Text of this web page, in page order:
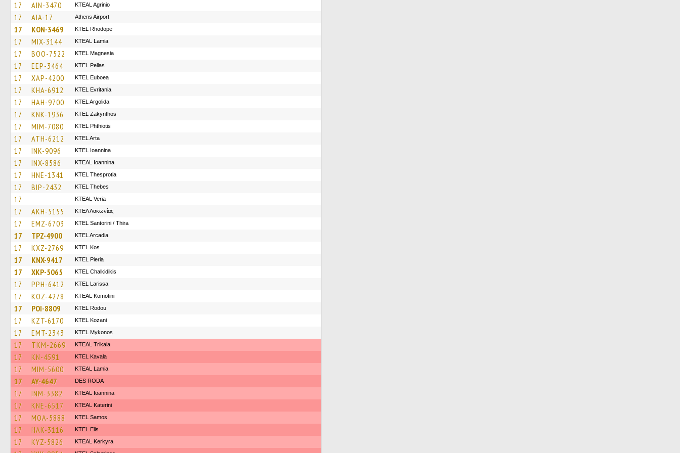
17 AIN-3470 KTEAL Agrinio
17 AIA-17 Athens Airport
17 KON-3469 KTEL Rhodope
17 MIX-3144 KTEAL Lamia
17 BOO-7522 ΚΤΕL Magnesia
17 EEP-3464 KTEL Pellas
17 XAP-4200 ΚΤΕL Euboea
17 KHA-6912 ΚΤΕL Evritania
17 HAH-9700 KTEL Argolida
17 KNK-1936 KTEL Zakynthos
17 MIM-7080 ΚΤΕL Phthiotis
17 ATH-6212 KTEL Arta
17 INK-9096 KTEL Ioannina
17 INX-8586 KTEAL Ioannina
17 HNE-1341 KTEL Thesprotia
17 BIP-2432 KTEL Thebes
17 KTEAL Veria
17 AKH-5155 ΚΤΕΛ Λακωνίας
17 EMZ-6703 KTEL Santorini / Thira
17 TPZ-4900 KTEL Arcadia
17 KXZ-2769 KTEL Kos
17 KNX-9417 KTEL Pieria
17 XKP-5065 ΚΤΕL Chalkidikis
17 PPH-6412 KTEL Larissa
17 KOZ-4278 KTEAL Komotini
17 POI-8809 ΚΤΕL Rodou
17 KZT-6170 ΚΤΕL Kozani
17 EMT-2343 KTEL Mykonos
17 TKM-2669 KTEAL Trikala
17 KN-4591 KTEL Kavala
17 MIM-5600 KTEAL Lamia
17 AY-4647 DES RODA
17 INM-3382 KTEAL Ioannina
17 KNE-6517 KTEAL Katerini
17 MOA-5888 KTEL Samos
17 HAK-3116 KTEL Elis
17 KYZ-5826 KTEAL Kerkyra